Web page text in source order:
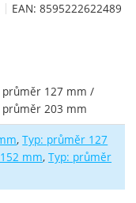
EAN: 8595222622489
127 mm /
203 mm
Typ: průměr 127
mm Typ: průměr